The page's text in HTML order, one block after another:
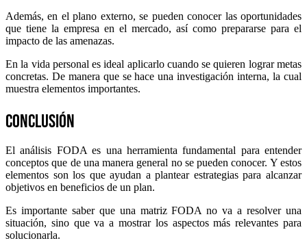
Además, en el plano externo, se pueden conocer las oportunidades
que tiene la empresa en el mercado, así como prepararse para el
impacto de las amenazas.
En la vida personal es ideal aplicarlo cuando se quieren lograr metas
concretas. De manera que se hace una investigación interna, la cual
muestra elementos importantes.
Conclusión
El análisis FODA es una herramienta fundamental para entender
conceptos que de una manera general no se pueden conocer. Y estos
elementos son los que ayudan a plantear estrategias para alcanzar
objetivos en beneficios de un plan.
Es importante saber que una matriz FODA no va a resolver una
situación, sino que va a mostrar los aspectos más relevantes para
solucionarla.